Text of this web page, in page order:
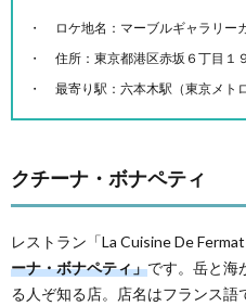
ロケ地名：マーブルギャラリー
住所：東京都港区赤坂６丁目１
最寄り駅：六本木駅（東京メト
クチーナ・ボナペティ
レストラン「La Cuisine De Fermat
ーナ・ボナペティ」です。岳と海
る人ぞ知る店。店名はフランス語